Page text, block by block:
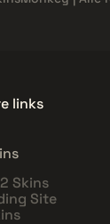
links
Skins
Site